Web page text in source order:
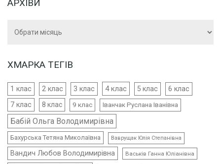
АРХІВИ
ХМАРКА ТЕГІВ
1 клас 2 клас 3 клас 4 клас 5 клас 6 клас
7 клас 8 клас 9 клас Іванчак Руслана Іванівна
Бабій Ольга Володимирівна
Бахурська Тетяна Миколаївна Ваврущак Юлія Степанівна
Вандич Любов Володимирівна Васьків Ганна Юліанівна